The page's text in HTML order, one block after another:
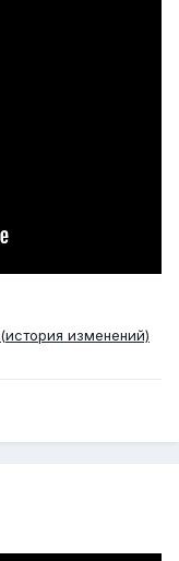
(история изменений)